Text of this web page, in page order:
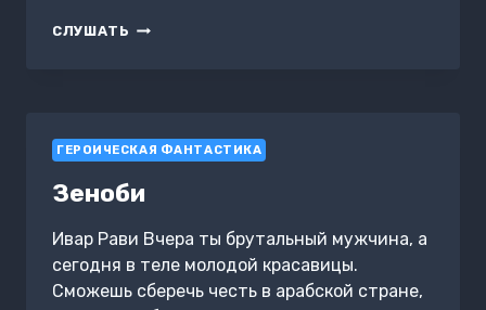
СЛУШАТЬ ПРОМЕТЕЙ:
ГЕРОИЧЕСКАЯ ФАНТАСТИКА
Зеноби
Ивар Рави Вчера ты брутальный мужчина, а
сегодня в теле молодой красавицы.
Сможешь сберечь честь в арабской стране,